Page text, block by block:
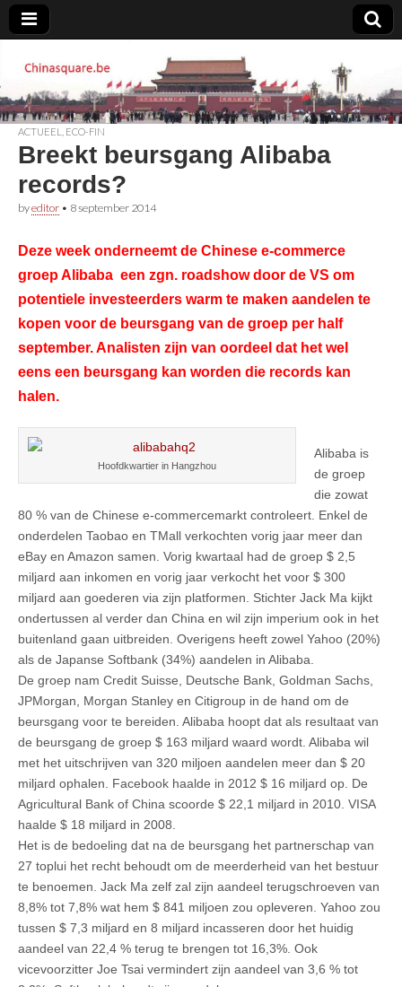
Chinasquare.be
ACTUEEL ECO-FIN
Breekt beursgang Alibaba
records?
byeditor • 8 september 2014
Deze week onderneemt de Chinese e-commerce
groep Alibaba een zgn. roadshow door de VS om
potentiele investeerders warm te maken aandelen te
kopen voor de beursgang van de groep per half
september. Analisten zijn van oordeel dat het wel
eens een beursgang kan worden die records kan
halen.
Hoofdkwartier in Hangzhou
Alibaba is
de groep
die zowat
80 % van de Chinese e-commercemarkt controleert. Enkel de
onderdelen Taobao en TMall verkochten vorig jaar meer dan
eBay en Amazon samen. Vorig kwartaal had de groep $ 2,5
miljard aan inkomen en vorig jaar verkocht het voor $ 300
miljard aan goederen via zijn platformen. Stichter Jack Ma kijkt
ondertussen al verder dan China en wil zijn imperium ook in het
buitenland gaan uitbreiden. Overigens heeft zowel Yahoo (20%)
als de Japanse Softbank (34%) aandelen in Alibaba.
De groep nam Credit Suisse, Deutsche Bank, Goldman Sachs,
JPMorgan, Morgan Stanley en Citigroup in de hand om de
beursgang voor te bereiden. Alibaba hoopt dat als resultaat van
de beursgang de groep $ 163 miljard waard wordt. Alibaba wil
met het uitschrijven van 320 miljoen aandelen meer dan $ 20
miljard ophalen. Facebook haalde in 2012 $ 16 miljard op. De
Agricultural Bank of China scoorde $ 22,1 miljard in 2010. VISA
haalde $ 18 miljard in 2008.
Het is de bedoeling dat na de beursgang het partnerschap van
27 toplui het recht behoudt om de meerderheid van het bestuur
te benoemen. Jack Ma zelf zal zijn aandeel terugschroeven van
8,8% tot 7,8% wat hem $ 841 miljoen zou opleveren. Yahoo zou
tussen $ 7,3 miljard en 8 miljard incasseren door het huidig
aandeel van 22,4 % terug te brengen tot 16,3%. Ook
vicevoorzitter Joe Tsai vermindert zijn aandeel van 3,6 % tot